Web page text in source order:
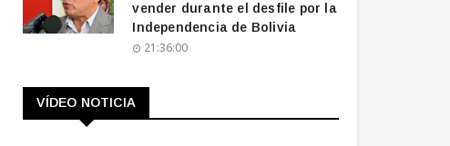
vender durante el desfile por la
Independencia de Bolivia
21:36:00
VÍDEO NOTICIA